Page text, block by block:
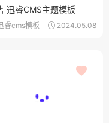
迅睿CMS主题模板
2024.05.08
睿cms模板